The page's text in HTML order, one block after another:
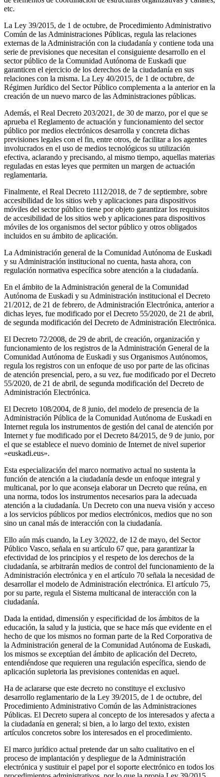
etc.
La Ley 39/2015, de 1 de octubre, de Procedimiento Administrativo
Común de las Administraciones Públicas, regula las relaciones
externas de la Administración con la ciudadanía y contiene toda una
serie de previsiones que necesitan el consiguiente desarrollo en el
sector público de la Comunidad Autónoma de Euskadi que
garanticen el ejercicio de los derechos de la ciudadanía en sus
relaciones con la misma. La Ley 40/2015, de 1 de octubre, de
Régimen Jurídico del Sector Público complementa a la anterior en la
creación de un nuevo marco de las Administraciones públicas.
Además, el Real Decreto 203/2021, de 30 de marzo, por el que se
aprueba el Reglamento de actuación y funcionamiento del sector
público por medios electrónicos desarrolla y concreta dichas
previsiones legales con el fin, entre otros, de facilitar a los agentes
involucrados en el uso de medios tecnológicos su utilización
efectiva, aclarando y precisando, al mismo tiempo, aquellas materias
reguladas en estas leyes que permiten un margen de actuación
reglamentaria.
Finalmente, el Real Decreto 1112/2018, de 7 de septiembre, sobre
accesibilidad de los sitios web y aplicaciones para dispositivos
móviles del sector público tiene por objeto garantizar los requisitos
de accesibilidad de los sitios web y aplicaciones para dispositivos
móviles de los organismos del sector público y otros obligados
incluidos en su ámbito de aplicación.
La Administración general de la Comunidad Autónoma de Euskadi
y su Administración institucional no cuenta, hasta ahora, con
regulación normativa específica sobre atención a la ciudadanía.
En el ámbito de la Administración general de la Comunidad
Autónoma de Euskadi y su Administración institucional el Decreto
21/2012, de 21 de febrero, de Administración Electrónica, anterior a
dichas leyes, fue modificado por el Decreto 55/2020, de 21 de abril,
de segunda modificación del Decreto de Administración Electrónica.
El Decreto 72/2008, de 29 de abril, de creación, organización y
funcionamiento de los registros de la Administración General de la
Comunidad Autónoma de Euskadi y sus Organismos Autónomos,
regula los registros con un enfoque de uso por parte de las oficinas
de atención presencial, pero, a su vez, fue modificado por el Decreto
55/2020, de 21 de abril, de segunda modificación del Decreto de
Administración Electrónica.
El Decreto 108/2004, de 8 junio, del modelo de presencia de la
Administración Pública de la Comunidad Autónoma de Euskadi en
Internet regula los instrumentos de gestión del canal de atención por
Internet y fue modificado por el Decreto 84/2015, de 9 de junio, por
el que se establece el nuevo dominio de Internet de nivel superior
«euskadi.eus».
Esta especialización del marco normativo actual no sustenta la
función de atención a la ciudadanía desde un enfoque integral y
multicanal, por lo que aconseja elaborar un Decreto que reúna, en
una norma, todos los instrumentos necesarios para la adecuada
atención a la ciudadanía. Un Decreto con una nueva visión y acceso
a los servicios públicos por medios electrónicos, medios que no son
sino un canal más de interacción con la ciudadanía.
Ello aún más cuando, la Ley 3/2022, de 12 de mayo, del Sector
Público Vasco, señala en su artículo 67 que, para garantizar la
efectividad de los principios y el respeto de los derechos de la
ciudadanía, se arbitrarán medios de control del funcionamiento de la
Administración electrónica y en el artículo 70 señala la necesidad de
desarrollar el modelo de Administración electrónica. El artículo 75,
por su parte, regula el Sistema multicanal de interacción con la
ciudadanía.
Dada la entidad, dimensión y especificidad de los ámbitos de la
educación, la salud y la justicia, que se hace más que evidente en el
hecho de que los mismos no forman parte de la Red Corporativa de
la Administración general de la Comunidad Autónoma de Euskadi,
los mismos se exceptúan del ámbito de aplicación del Decreto,
entendiéndose que requieren una regulación específica, siendo de
aplicación supletoria las previsiones contenidas en aquel.
Ha de aclararse que este decreto no constituye el exclusivo
desarrollo reglamentario de la Ley 39/2015, de 1 de octubre, del
Procedimiento Administrativo Común de las Administraciones
Públicas. El Decreto supera al concepto de los interesados y afecta a
la ciudadanía en general; si bien, a lo largo del texto, existen
artículos concretos sobre los interesados en el procedimiento.
El marco jurídico actual pretende dar un salto cualitativo en el
proceso de implantación y despliegue de la Administración
electrónica y sustituir el papel por el soporte electrónico en todos los